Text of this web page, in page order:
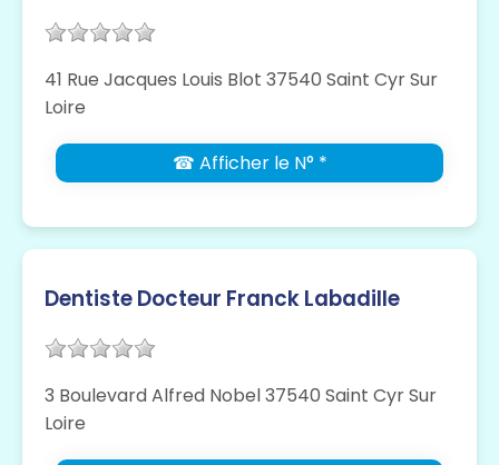
41 Rue Jacques Louis Blot 37540 Saint Cyr Sur
Loire
☎ Afficher le N° *
Dentiste Docteur Franck Labadille
3 Boulevard Alfred Nobel 37540 Saint Cyr Sur
Loire